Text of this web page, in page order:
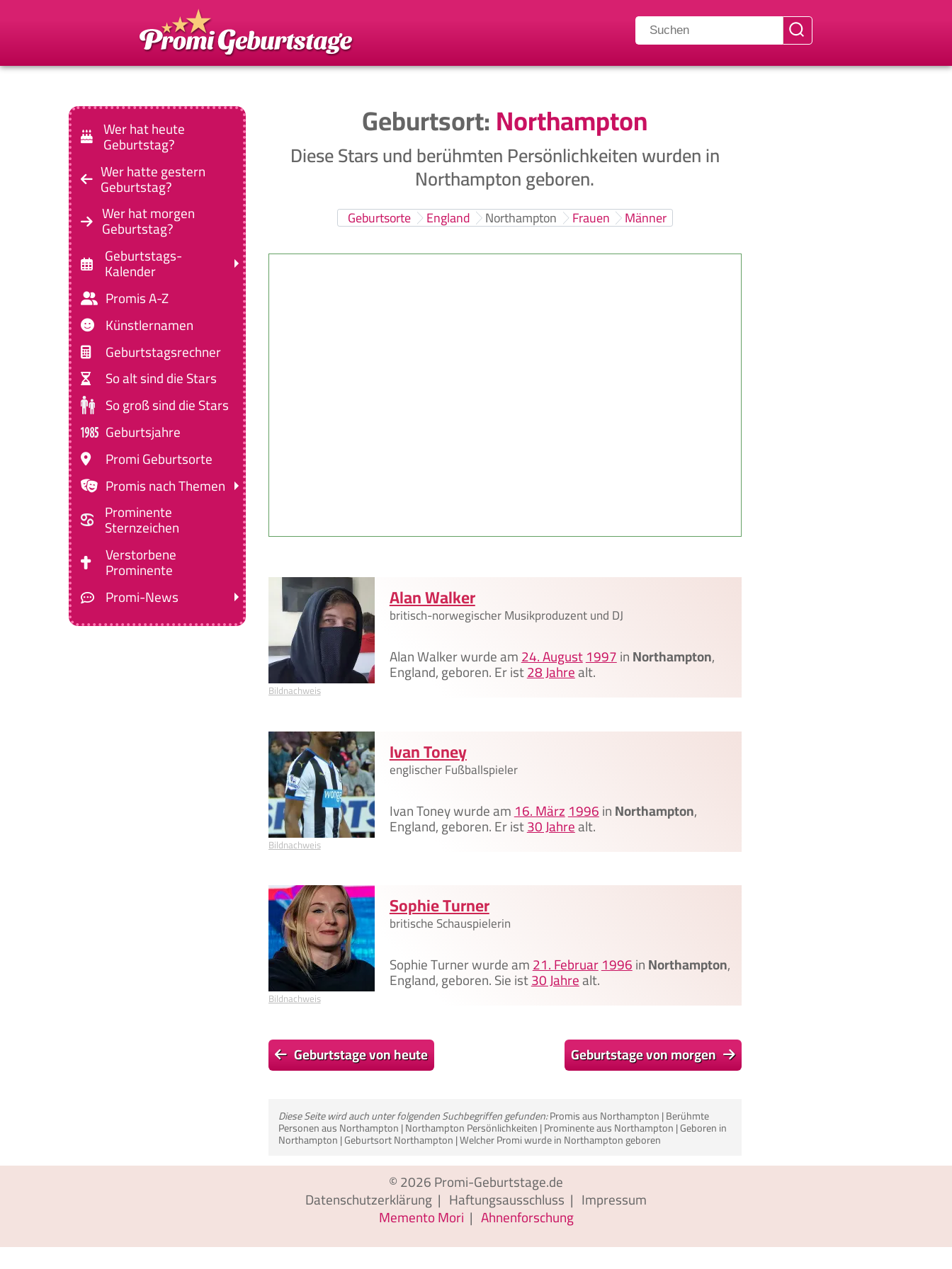
Wer hat heute
Geburtstag?
Wer hatte gestern
Geburtstag?
Wer hat morgen
Geburtstag?
Geburtstags-
Kalender
Promis A-Z
Künstlernamen
Geburtstagsrechner
So alt sind die Stars
So groß sind die Stars
Geburtsjahre
Promi Geburtsorte
Promis nach Themen
Prominente
Sternzeichen
Verstorbene
Prominente
Promi-News
Geburtsort:Northampton
Diese Stars und berühmten Persönlichkeiten wurden in
Northampton geboren.
Geburtsorte England Northampton Frauen Männer
Bildnachweis
Alan Walker
britisch-norwegischer Musikproduzent und DJ
Alan Walker wurde am24. August1997inNorthampton,
England, geboren. Er ist28 Jahrealt.
Bildnachweis
Ivan Toney
englischer Fußballspieler
Ivan Toney wurde am16. März1996inNorthampton,
England, geboren. Er ist30 Jahrealt.
Bildnachweis
Sophie Turner
britische Schauspielerin
Sophie Turner wurde am21. Februar1996inNorthampton,
England, geboren. Sie ist30 Jahrealt.
Geburtstage von heute Geburtstage von morgen
Diese Seite wird auch unter folgenden Suchbegriffen gefunden:Promis aus Northampton | Berühmte
Personen aus Northampton | Northampton Persönlichkeiten | Prominente aus Northampton | Geboren in
Northampton | Geburtsort Northampton | Welcher Promi wurde in Northampton geboren
© 2026Promi-Geburtstage.de
Datenschutzerklärung | Haftungsausschluss | Impressum
Memento Mori | Ahnenforschung